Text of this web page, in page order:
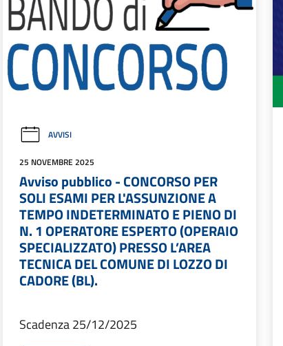
AVVISI
25 NOVEMBRE 2025
Avviso pubblico - CONCORSO PER
SOLI ESAMI PER L'ASSUNZIONE A
TEMPO INDETERMINATO E PIENO DI
N. 1 OPERATORE ESPERTO (OPERAIO
SPECIALIZZATO) PRESSO L’AREA
TECNICA DEL COMUNE DI LOZZO DI
CADORE (BL).
Scadenza 25/12/2025